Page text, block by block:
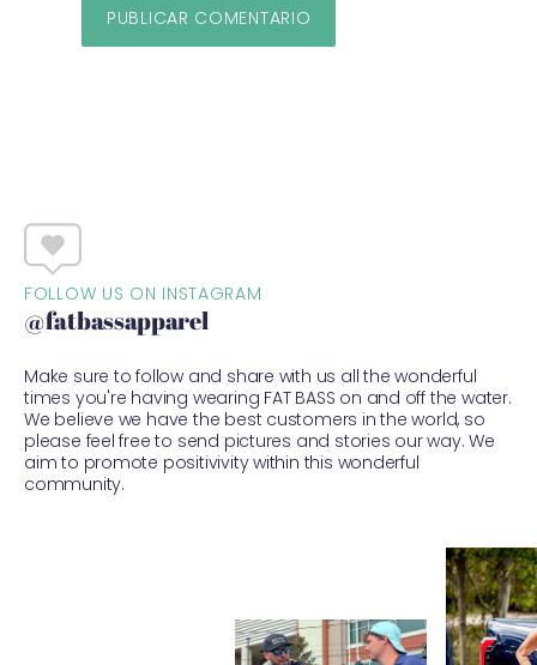
FOLLOW US ON INSTAGRAM
@fatbassapparel
Make sure to follow and share with us all the wonderful
times you're having wearing FAT BASS on and off the water.
We believe we have the best customers in the world, so
please feel free to send pictures and stories our way. We
aim to promote positivivity within this wonderful
community.